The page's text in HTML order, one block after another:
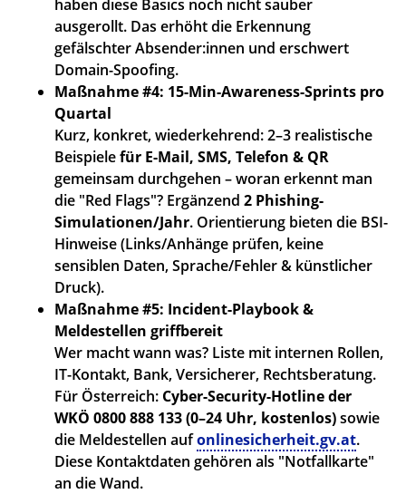
haben diese Basics noch nicht sauber
ausgerollt. Das erhöht die Erkennung
gefälschter Absender:innen und erschwert
Domain-Spoofing.
Maßnahme #4: 15-Min-Awareness-Sprints pro
Quartal
Kurz, konkret, wiederkehrend: 2–3 realistische
Beispielefür E-Mail, SMS, Telefon & QR
gemeinsam durchgehen – woran erkennt man
die "Red Flags"? Ergänzend 2 Phishing-
Simulationen/Jahr. Orientierung bieten die BSI-
Hinweise (Links/Anhänge prüfen, keine
sensiblen Daten, Sprache/Fehler & künstlicher
Druck).
Maßnahme #5: Incident-Playbook &
Meldestellen griffbereit
Wer macht wann was? Liste mit internen Rollen,
IT-Kontakt, Bank, Versicherer, Rechtsberatung.
Für Österreich: Cyber-Security-Hotline der
WKÖ 0800 888 133 (0–24 Uhr, kostenlos)sowie
die Meldestellen aufonlinesicherheit.gv.at.
Diese Kontaktdaten gehören als "Notfallkarte"
an die Wand.